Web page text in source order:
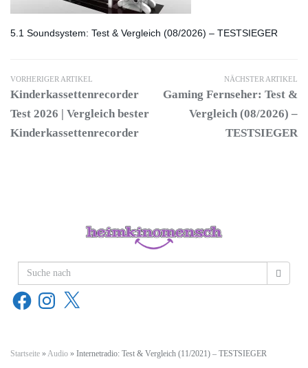
5.1 Soundsystem: Test & Vergleich (08/2026) – TESTSIEGER
VORHERIGER ARTIKEL
Kinderkassettenrecorder
Test 2026 | Vergleich bester
Kinderkassettenrecorder
NÄCHSTER ARTIKEL
Gaming Fernseher: Test &
Vergleich (08/2026) –
TESTSIEGER
FacebookInstagram
X
Startseite »Audio » Internetradio: Test & Vergleich (11/2021) – TESTSIEGER